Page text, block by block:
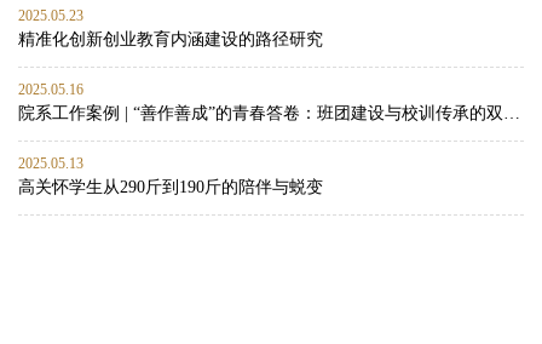
2025.05.23
精准化创新创业教育内涵建设的路径研究
2025.05.16
院系工作案例 | “善作善成”的青春答卷：班团建设与校训传承的双向赋能实践
2025.05.13
高关怀学生从290斤到190斤的陪伴与蜕变